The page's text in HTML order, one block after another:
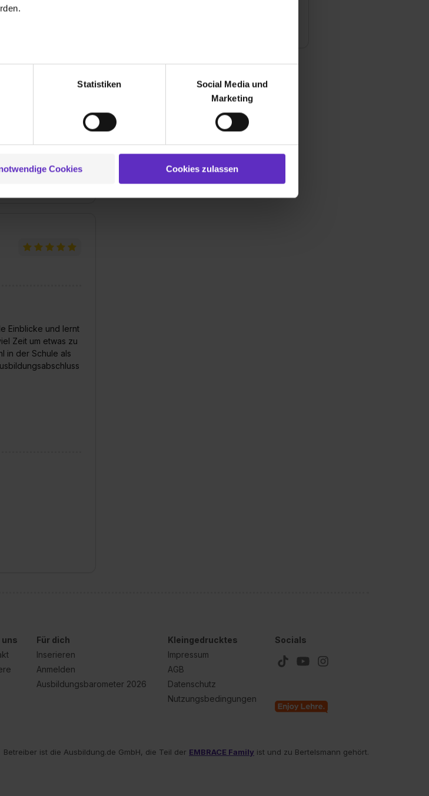
Webseite („Notwendig“), um von dir bei Benutzung der
die Zugriffe auf unsere Webseite zu analysieren
unserer Website an unsere Partner für soziale Medien, Werbung
weiteren Daten zusammen, die du ihnen bereitgestellt hast oder die
von „Social Media und Marketing“ bist du auch damit
„Präferenzen“, „Statistiken“ und „Social Media und Marketing“
Daten in die USA (Art. 49 Abs. 1 S. 1 lit. a) DS-GVO). Die USA
Statistiken
Social Media und
Marketing
Cookies Cookies zulassen
ist wie der
Gerätes wird
Einblicke und lernt
Zeit um etwas zu
in der Schule als
uns
Für dich
Inserieren
Anmelden
Ausbildungsbarometer 2026
Kleingedrucktes
Impressum
AGB
Datenschutz
Nutzungsbedingungen
Socials
Betreiber ist die Ausbildung.de GmbH, die Teil der EMBRACE Family ist und zu Bertelsmann gehört.